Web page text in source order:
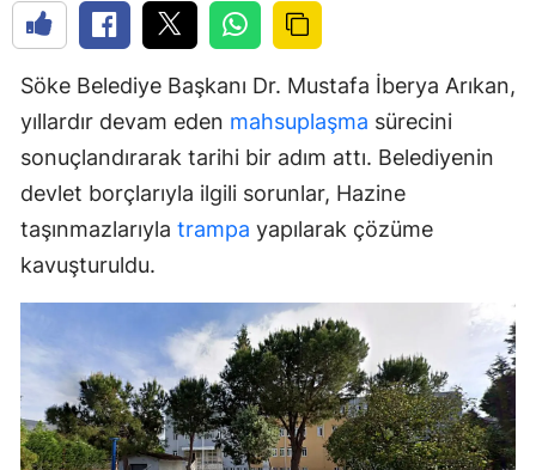
Söke Belediye Başkanı Dr. Mustafa İberya Arıkan,
yıllardır devam eden mahsuplaşma sürecini
sonuçlandırarak tarihi bir adım attı. Belediyenin
devlet borçlarıyla ilgili sorunlar, Hazine
taşınmazlarıyla trampa yapılarak çözüme
kavuşturuldu.